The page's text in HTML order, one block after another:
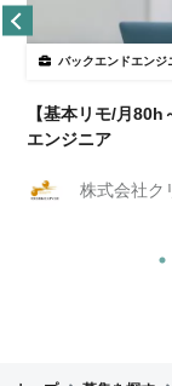
バックエンドエンジ
【基本リモ/月
エンジニア
株式会社ク